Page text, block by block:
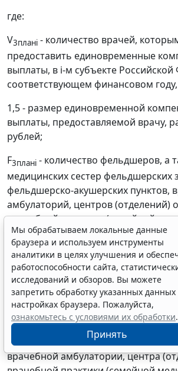
где:
V3планi - количество врачей,
предоставить единовременные
выплаты, в i-м субъекте
соответствующем финансовом
1,5 - размер единовременной
выплаты, предоставляемой врачу,
рублей;
F3планi - количество фельдшеров, а
медицинских сестер фельдшерских
фельдшерско-акушерских пунктов,
амбулаторий, центров (отделений)
врачебной практики (семейной
планируется предоставить
компенсационные выплаты, в i-м
Российской Федерации в
финансовом году, человек;
0,75 - размер единовременной
выплаты, предоставляемой
акушерке, медицинской сестре
здравпункта и фельдшерско-
врачебной амбулатории, центра
Мы обрабатываем локальные данные
браузера и используем инструменты
аналитики в целях улучшения и
работоспособности сайта,
исследований и обзоров. Вы можете
запретить обработку указанных данных
настройках браузера. Пожалуйста,
ознакомьтесь с условиями их обработки.
Принять